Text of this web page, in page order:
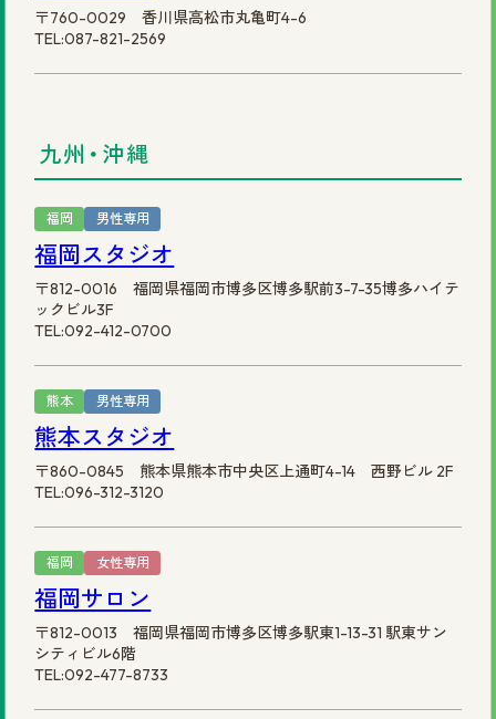
〒760-0029 香川県高松市丸亀町4-6
TEL:087-821-2569
九州・沖縄
福岡 男性専用
福岡スタジオ
〒812-0016 福岡県福岡市博多区博多駅前3-7-35博多ハイテ
ックビル3F
TEL:092-412-0700
熊本 男性専用
熊本スタジオ
〒860-0845 熊本県熊本市中央区上通町4-14 西野ビル 2F
TEL:096-312-3120
福岡 女性専用
福岡サロン
〒812-0013 福岡県福岡市博多区博多駅東1-13-31 駅東サン
シティビル6階
TEL:092-477-8733